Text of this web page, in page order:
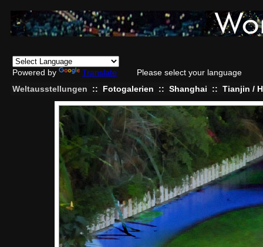
Powered by Translate
Please select your language
Weltausstellungen
:: Fotogalerien :: Shanghai :: Tianjin /